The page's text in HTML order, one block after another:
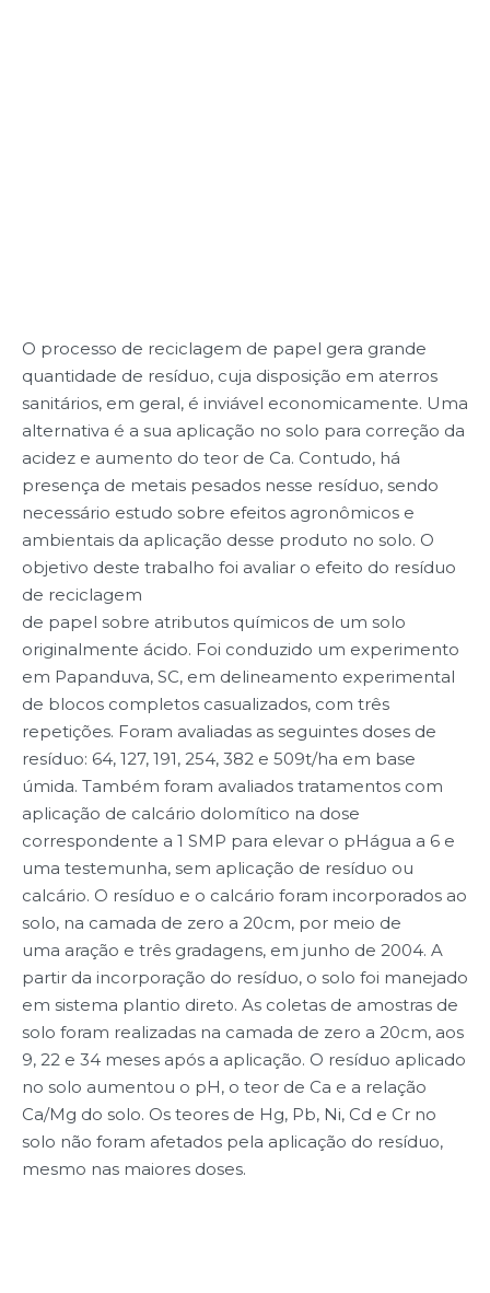
O processo de reciclagem de papel gera grande
quantidade de resíduo, cuja disposição em aterros
sanitários, em geral, é inviável economicamente. Uma
alternativa é a sua aplicação no solo para correção da
acidez e aumento do teor de Ca. Contudo, há
presença de metais pesados nesse resíduo, sendo
necessário estudo sobre efeitos agronômicos e
ambientais da aplicação desse produto no solo. O
objetivo deste trabalho foi avaliar o efeito do resíduo
de reciclagem
de papel sobre atributos químicos de um solo
originalmente ácido. Foi conduzido um experimento
em Papanduva, SC, em delineamento experimental
de blocos completos casualizados, com três
repetições. Foram avaliadas as seguintes doses de
resíduo: 64, 127, 191, 254, 382 e 509t/ha em base
úmida. Também foram avaliados tratamentos com
aplicação de calcário dolomítico na dose
correspondente a 1 SMP para elevar o pHágua a 6 e
uma testemunha, sem aplicação de resíduo ou
calcário. O resíduo e o calcário foram incorporados ao
solo, na camada de zero a 20cm, por meio de
uma aração e três gradagens, em junho de 2004. A
partir da incorporação do resíduo, o solo foi manejado
em sistema plantio direto. As coletas de amostras de
solo foram realizadas na camada de zero a 20cm, aos
9, 22 e 34 meses após a aplicação. O resíduo aplicado
no solo aumentou o pH, o teor de Ca e a relação
Ca/Mg do solo. Os teores de Hg, Pb, Ni, Cd e Cr no
solo não foram afetados pela aplicação do resíduo,
mesmo nas maiores doses.